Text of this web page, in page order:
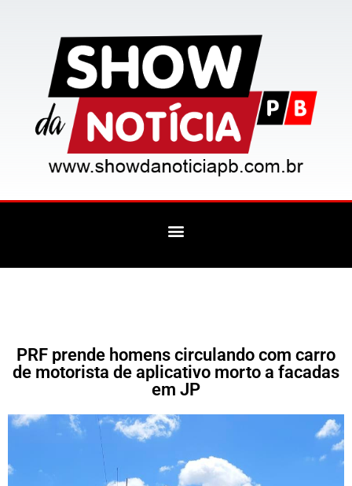
PRF prende homens circulando com carro
de motorista de aplicativo morto a facadas
em JP